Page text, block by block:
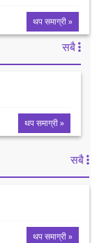
थप समाग्री »
सबै
थप समाग्री »
सबै
थप समाग्री »